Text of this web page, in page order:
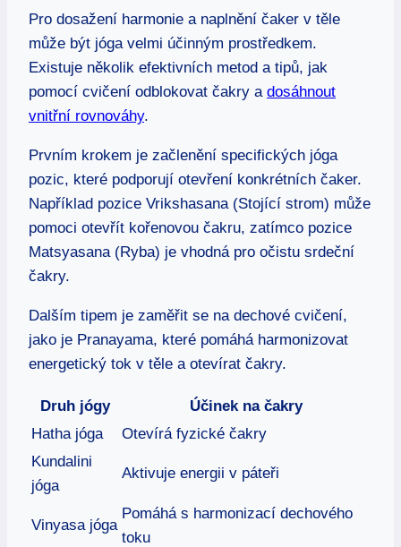
Pro dosažení harmonie a naplnění čaker v těle
může být jóga velmi účinným prostředkem.
Existuje několik efektivních metod a tipů, jak
pomocí cvičení odblokovat čakry a dosáhnout
vnitřní rovnováhy.
Prvním krokem je začlenění specifických jóga
pozic, které podporují otevření konkrétních čaker.
Například pozice Vrikshasana (Stojící strom) může
pomoci otevřít kořenovou čakru, zatímco pozice
Matsyasana (Ryba) je vhodná pro očistu srdeční
čakry.
Dalším tipem je zaměřit se na dechové cvičení,
jako je Pranayama, které pomáhá harmonizovat
energetický tok v těle a otevírat čakry.
Druh jógy
Účinek na čakry
Hatha jóga
Otevírá fyzické čakry
Kundalini
jóga
Aktivuje energii v páteři
Vinyasa jóga
Pomáhá s harmonizací dechového
toku